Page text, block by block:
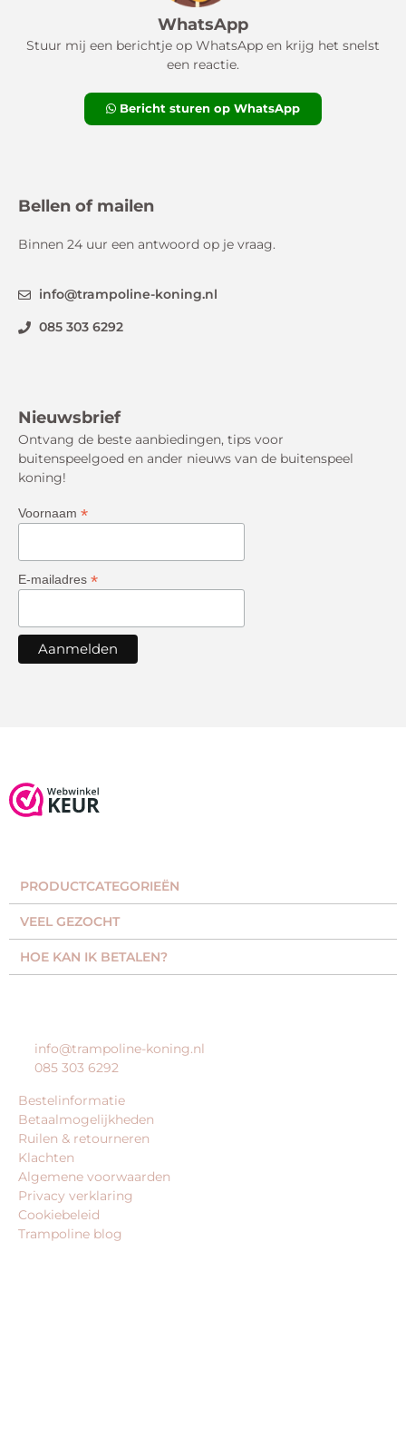
WhatsApp
Stuur mij een berichtje op WhatsApp en krijg het snelst
een reactie.
Bericht sturen op WhatsApp
Bellen of mailen
Binnen 24 uur een antwoord op je vraag.
info@trampoline-koning.nl
085 303 6292
Nieuwsbrief
Ontvang de beste aanbiedingen, tips voor
buitenspeelgoed en ander nieuws van de buitenspeel
koning!
Voornaam *
E-mailadres *
PRODUCTCATEGORIEËN​
VEEL GEZOCHT​
HOE KAN IK BETALEN?
info@trampoline-koning.nl
085 303 6292
Bestelinformatie
Betaalmogelijkheden
Ruilen & retourneren
Klachten
Algemene voorwaarden
Privacy verklaring
Cookiebeleid
Trampoline blog